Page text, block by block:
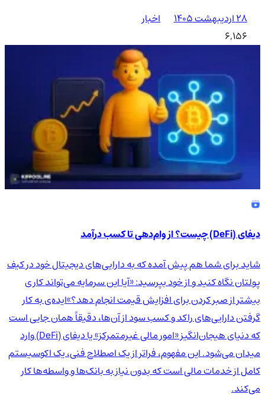
۲۸ اردیبهشت ۱۴۰۵
اخبار
6,156
دیفای (DeFi) چیست؟ از وام‌دهی تا کسب درآمد
شاید برای شما هم پیش آمده که به دارایی‌های دیجیتال خود در کیف
پولتان نگاه کنید و از خود بپرسید: «آیا این سرمایه می‌تواند کاری
بیشتر از صبر کردن برای افزایش قیمت انجام دهد؟»ایده‌ی به کار
گرفتن دارایی‌های راکد و کسب سود از آن‌ها، دقیقاً همان جایی است
که دنیای هیجان‌انگیز «امور مالی غیرمتمرکز» یا دیفای (DeFi) وارد
میدان می‌شود. این مفهوم، فراتر از یک اصطلاح فنی، یک اکوسیستم
کامل از خدمات مالی است که بدون نیاز به بانک‌ها و واسطه‌ها کار
می‌کند.